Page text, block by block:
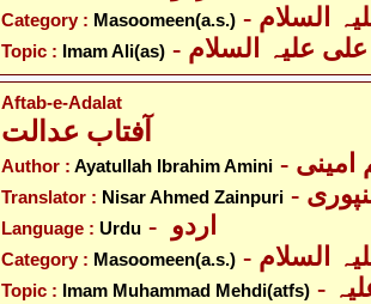
Category : Masoomeen(a.s.)
Topic : Imam Ali(as) علی علیہ السلام
Aftab-e-Adalat
Author : Ayatullah Ibrahim Amini امینی
Translator : Nisar Ahmed Zainpuri
Language : Urdu
Category : Masoomeen(a.s.)
Topic : Imam Muhammad Mehdi(atfs) - امام محمّد مہدی علیہ